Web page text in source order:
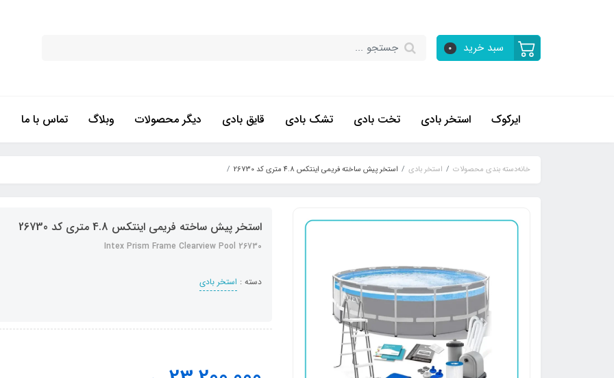
سبد خرید 0
ایرکوک استخر بادی تخت بادی تشک بادی قایق بادی دیگر محصولات وبلاگ تماس با ما
خانهدسته بندی محصولات استخر بادی استخر پیش ساخته فریمی اینتکس 4.8 متری کد 26730
استخر پیش ساخته فریمی اینتکس 4.8 متری کد 26730
Intex Prism Frame Clearview Pool 26730
دسته : استخر بادی